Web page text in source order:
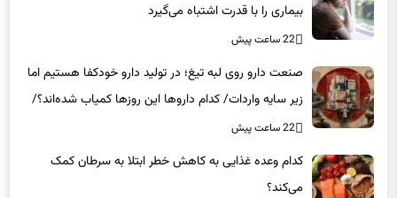
بیماری را با قدرت اشتباه می‌گیرد
22 ساعت پیش
صنعت دارو روی لبه تیغ؛ در تولید دارو خودکفا هستیم اما
زیر سایه واردات/ کدام داروها این روزها کمیاب شده‌اند؟/
«کشور سه ماه ذخیره دارویی دارد»
22 ساعت پیش
کدام وعده غذایی به کاهش خطر ابتلا به سرطان کمک
می‌کند؟